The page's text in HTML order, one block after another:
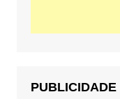
PUBLICIDADE